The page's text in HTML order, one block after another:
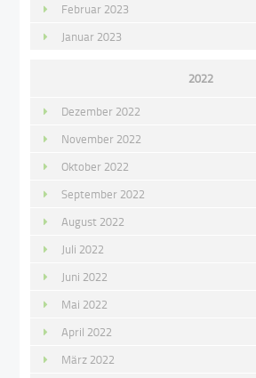
Februar 2023
Januar 2023
2022
Dezember 2022
November 2022
Oktober 2022
September 2022
August 2022
Juli 2022
Juni 2022
Mai 2022
April 2022
März 2022